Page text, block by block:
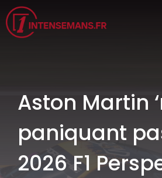
Aller
au
contenu
Aston Martin
paniquant
2026 F1